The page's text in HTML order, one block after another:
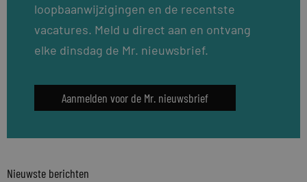
loopbaanwijzigingen en de recentste
vacatures. Meld u direct aan en ontvang
elke dinsdag de Mr. nieuwsbrief.
Aanmelden voor de Mr. nieuwsbrief
Nieuwste berichten